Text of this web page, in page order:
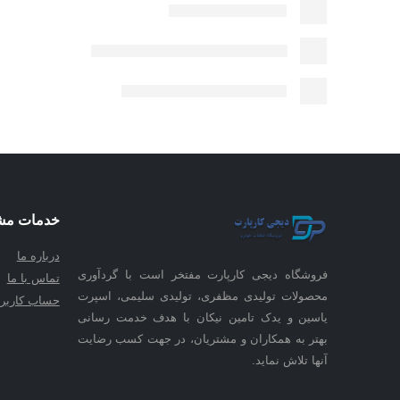
فروشگاه دیجی کارپارت مفتخر است با گردآوری
محصولات تولیدی مظفری، تولیدی سلیمی، اسپرت
یاسین و یدک تامین نیکان با هدف خدمت رسانی
بهتر به همکاران و مشتریان، در جهت کسب رضایت
آنها تلاش نماید.
خدمات
درباره ما
تماس با ما
حساب